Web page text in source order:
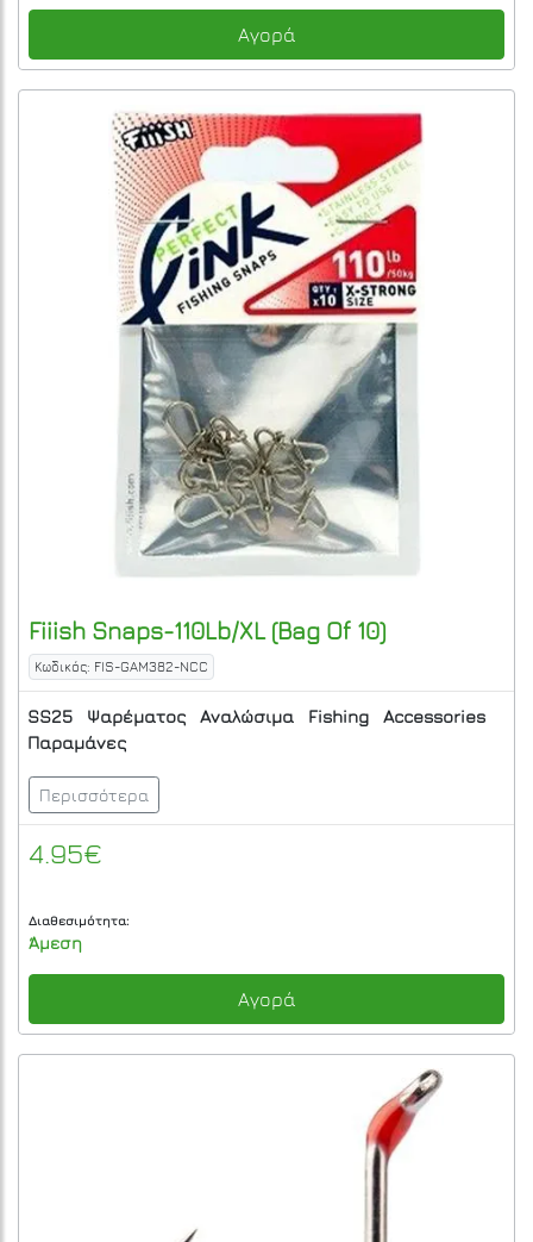
Αγορά
Fiiish Snaps-110Lb/XL (Bag Of 10)
Κωδικός: FIS-GAM382-NCC
SS25 Ψαρέματος Αναλώσιμα Fishing
Accessories
Παραμάνες
Περισσότερα
4.95€
Διαθεσιμότητα:
Άμεση
Αγορά